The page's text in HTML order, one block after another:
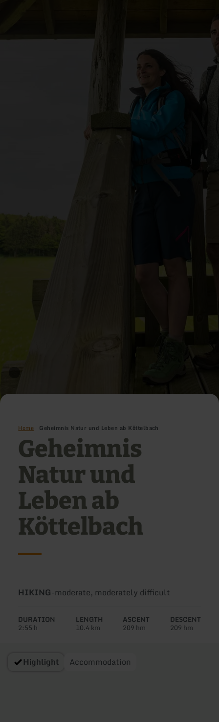
Home Geheimnis Natur und Leben ab Köttelbach
Geheimnis
Natur und
Leben ab
Köttelbach
Type
tour:
HIKING-Difficulty:
moderate, moderately difficult
DURATION
2:55 h
LENGTH
10.4 km
ASCENT
209 hm
DESCENT
209 hm
Highlight Accommodation